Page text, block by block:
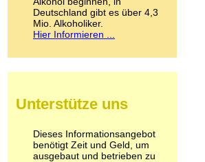
Meskalin
Metamphetamin
Methadon
Pilze
Psychopharmaka
Schlafmittel
Schmerzmittel
Deutschland gibt es über 4,3
Mio. Alkoholiker.
Hier Informieren ...
Unterstütze uns
Dieses Informationsangebot
benötigt Zeit und Geld, um
ausgebaut und betrieben zu